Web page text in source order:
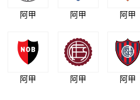
阿甲 阿甲 阿甲
阿甲 阿甲 阿甲